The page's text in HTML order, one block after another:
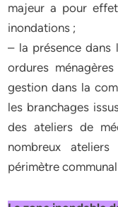
majeur a pour
inondations ;
– la présence
ordures
gestion dans la
les branchages
des ateliers de
nombreux
périmètre